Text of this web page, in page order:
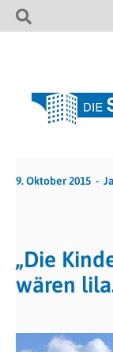
9. Oktober 2015
„Die
wären